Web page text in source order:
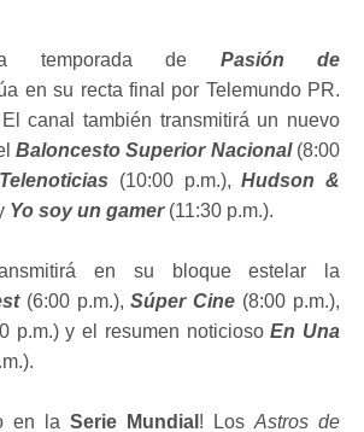
temporada de Pasión de
en su recta final por Telemundo PR.
canal también transmitirá un nuevo
Baloncesto Superior Nacional(8:00
Telenoticias (10:00 p.m.),Hudson &
Yo soy un gamer(11:30 p.m.).
en su bloque estelar la
(6:00 p.m.),Súper Cine (8:00 p.m.),
p.m.) y el resumen noticiosoEn Una
en la Serie Mundial ! Los Astros de